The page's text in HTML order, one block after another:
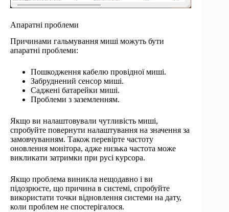
Апаратні проблеми
Причинами гальмування миші можуть бути
апаратні проблеми:
Пошкодження кабелю провідної миші.
Забруднений сенсор миші.
Саджені батарейки миші.
Проблеми з заземленням.
Якщо ви налаштовували чутливість миші,
спробуйте повернути налаштування на значення за
замовчуванням. Також перевірте частоту
оновлення монітора, адже низька частота може
викликати затримки при русі курсора.
Якщо проблема виникла нещодавно і ви
підозрюєте, що причина в системі, спробуйте
використати точки відновлення системи на дату,
коли проблем не спостерігалося.